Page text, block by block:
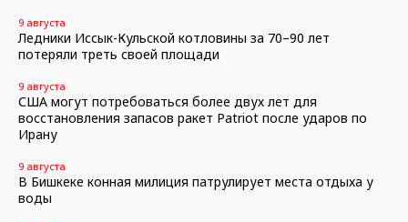
9 августа
Ледники Иссык-Кульской котловины за 70–90 лет
потеряли треть своей площади
9 августа
США могут потребоваться более двух лет для
восстановления запасов ракет Patriot после ударов по
Ирану
9 августа
В Бишкеке конная милиция патрулирует места отдыха у
воды